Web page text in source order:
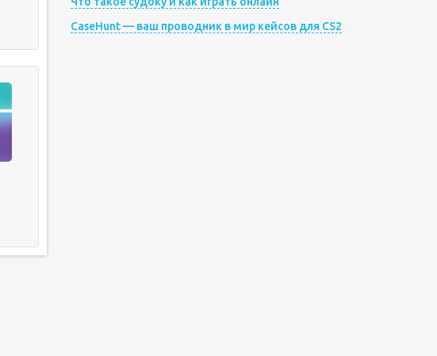
CaseHunt — ваш проводник в мир кейсов для CS2